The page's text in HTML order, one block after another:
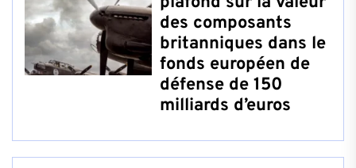
des composants
britanniques dans le
fonds européen de
défense de 150
milliards d’euros